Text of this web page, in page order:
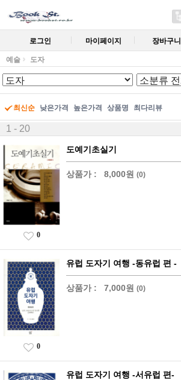
로그인 마이페이지 장바구니
예술 도자
최신순 낮은가격 높은가격 상품명 최다리뷰
1 - 20
도예기초실기
상품가 : 8,000원 (0)
0
유럽 도자기 여행 -동유럽 편 -
상품가 : 7,000원 (0)
0
유럽 도자기 여행 -서유럽 편-